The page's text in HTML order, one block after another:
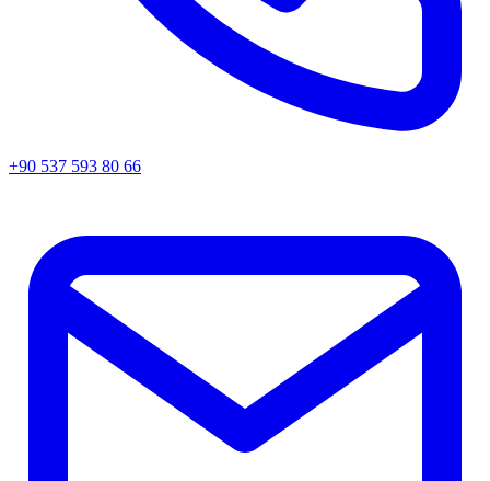
+90 537 593 80 66